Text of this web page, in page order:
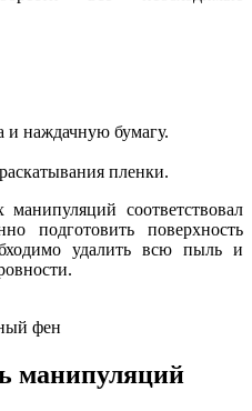
и наждачную бумагу.
пленки.
соответствовал
подготовить поверхность
удалить всю пыль и
фен
манипуляций